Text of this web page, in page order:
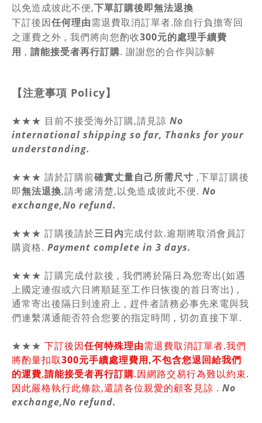
以免造成彼此不便,下單訂購後即無法退換
下訂後因任何理由需退費取消訂單者.除自行負擔寄回
之運費之外 , 我們將向您酌收300元的處理手續費
用 , 請能接受者再行訂購. 謝謝您的合作與諒解
【注意事項 Policy】
★★★ 目前不接受海外訂購,請見諒 No
international shipping so far, Thanks for your
understanding.
★★★ 請於訂購前確實丈量自己所需尺寸 ,下單訂購後
即無法退換,請考慮清楚,以免造成彼此不便. No
exchange,No refund.
★★★ 訂購後請於三日內完成付款.逾期將取消會員訂
購資格. Payment complete in 3 days.
★★★ 訂購完成付款後 , 我們將於隔日為您寄出(如遇
上國定連假或六日將順延至工作日恢復的首日寄出) ,
通常寄出後隔日到達府上 , 趕件者請務必事先來電與我
們連繫溝通能否符合您要的指定時間 , 切勿直接下單.
★★★ 下訂後因任何特殊理由需退費取消訂單者.我們
將酌量扣取300元手續處理費用,不包含您退回給我們
的運費,請能接受者再行訂購.因網路交易行為難以約束.
因此嚴格執行此條款,還請各位親愛的顧客見諒 . No
exchange,No refund.